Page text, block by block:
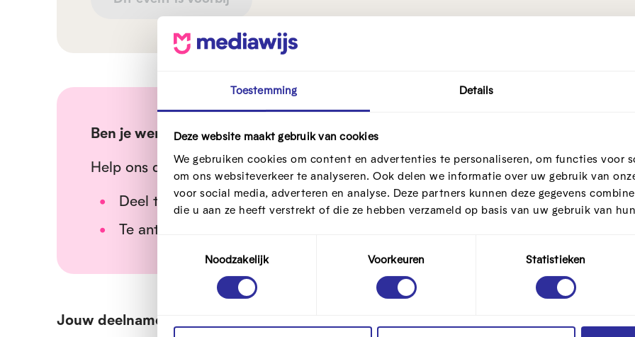
Toestemming Details
Deze website maakt gebruik van cookies
We gebruiken cookies om content en advertenties te personaliseren, om functies voor
om ons websiteverkeer te analyseren. Ook delen we informatie over uw gebruik van
voor social media, adverteren en analyse. Deze partners kunnen deze gegevens
die u aan ze heeft verstrekt of die ze hebben verzameld op basis van uw gebruik van
e
e
Noodzakelijk Voorkeuren Statistieken
Ben je werkzaam als professional in de ondersteuning van mensen met een
Help ons de behoeften aan ondersteuning voor het digitale beter te begrijpen
Deel te nemen aan het online Betternet Lab op dinsdag 18 oktober 2022
Te antwoorden op de oproep tot getuigenissen via
Jouw deelname aan dit Betternet Lab biedt je de mogelijkheid om